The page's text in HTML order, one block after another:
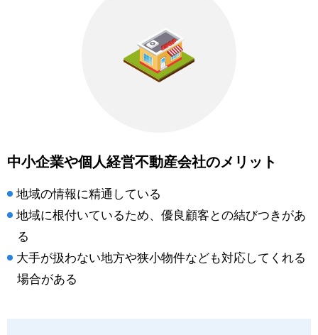
中小企業や個人経営不動産会社のメリット
地域の情報に精通している
地域に根付いているため、優良顧客との結びつきがあ
る
大手が扱わない地方や狭小物件なども対応してくれる
場合がある